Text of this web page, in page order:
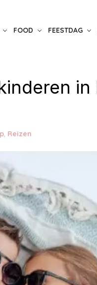
FOOD FEESTDAG
in
Reizen